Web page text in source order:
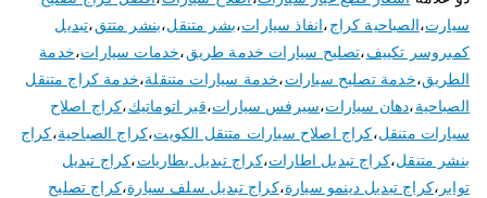
سيارت،الصباحية كراج،انفاذ سيارات،بشر متنقل،بنشر متتق،تبديل
كمبروسر تكييف،تصليح سيارات خدمة طريق،خدمات سيارات،خدمة
الطريق،خدمة تصليح سيارات،خدمة سيارات متنقلة،خدمة كراج متنقل
الصباحية،دهان سيارات،سيرفس سيارات،قير اتوماتيك،كراج اصلاح
سيارات متنقل،كراج اصلاح سيارات متنقل الكويت،كراج الصباحية،كراج
بنشر متنقل،كراج تبديل اطارات،كراج تبديل بطاريات،كراج تبديل
تواير ،كراج تبديل دينمو سيارة،كراج تبديل سلف سيارة،كراج تصليح